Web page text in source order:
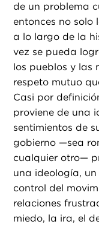
de un problema
entonces no solo
a lo largo de la
vez se pueda
los pueblos y las
respeto mutuo
Casi por
proviene de una
sentimientos de
gobierno —sea
cualquier otro—
una ideología,
control del
relaciones
miedo, la ira, el